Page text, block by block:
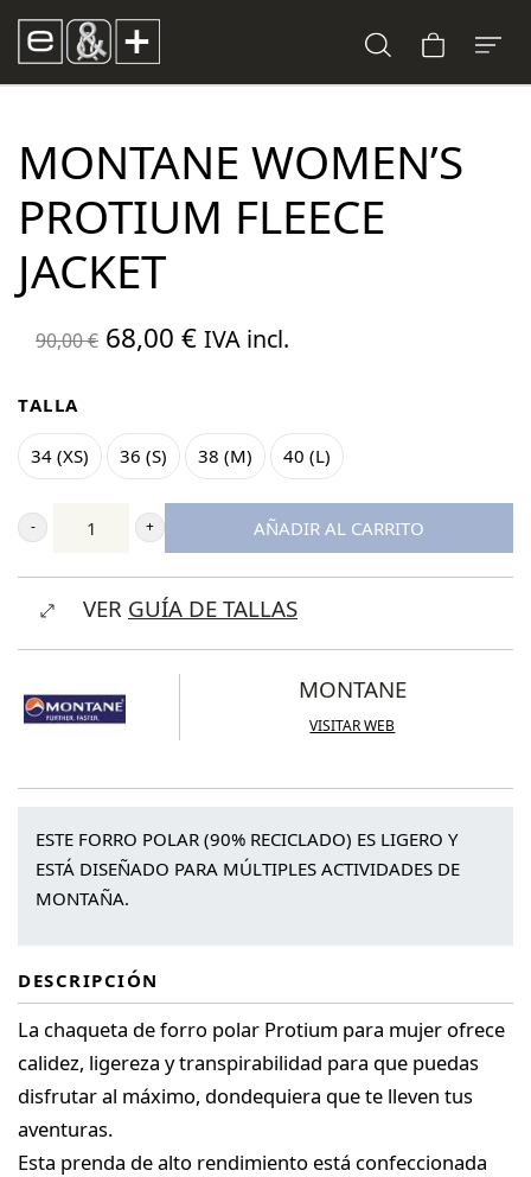
MONTANE WOMEN’S
PROTIUM FLEECE
JACKET
90,00€ El
era:
90,00 €.
68,00 €El
es:
68,00 €.
IVA incl.
TALLA
34 (XS) 36 (S) 38 (M) 40 (L)
Montane
Women's
Protium
cantidad
AÑADIR AL CARRITO
VER GUÍA DE TALLAS
MONTANE
VISITAR WEB
ESTE FORRO POLAR (90% RECICLADO) ES LIGERO Y
ESTÁ DISEÑADO PARA MÚLTIPLES ACTIVIDADES DE
MONTAÑA.
DESCRIPCIÓN
La chaqueta de forro polar Protium para mujer ofrece
calidez, ligereza y transpirabilidad para que puedas
disfrutar al máximo, dondequiera que te lleven tus
aventuras.
Esta prenda de alto rendimiento está confeccionada